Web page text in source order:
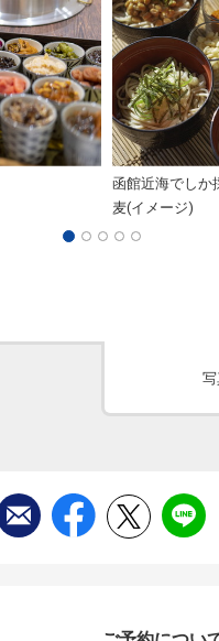
函館近海でしか
麦(イメージ)
写